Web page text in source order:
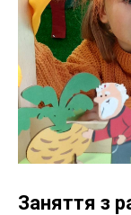
Заняття з